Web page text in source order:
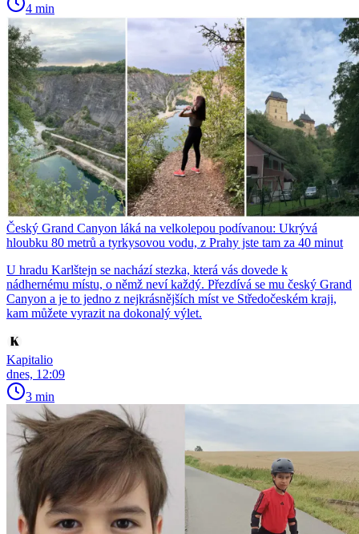
4 min
Český Grand Canyon láká na velkolepou podívanou: Ukrývá
hloubku 80 metrů a tyrkysovou vodu, z Prahy jste tam za 40 minut
U hradu Karlštejn se nachází stezka, která vás dovede k
nádhernému místu, o němž neví každý. Přezdívá se mu český Grand
Canyon a je to jedno z nejkrásnějších míst ve Středočeském kraji,
kam můžete vyrazit na dokonalý výlet.
Kapitalio
dnes, 12:09
3 min